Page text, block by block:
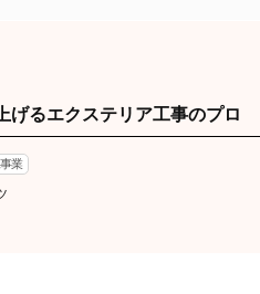
げるエクステリア工事のプロ
業